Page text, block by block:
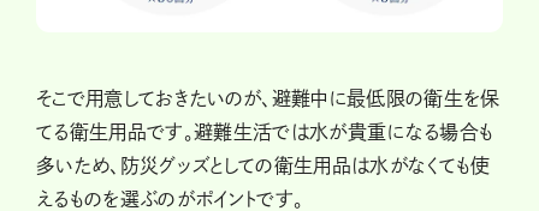
そこで用意しておきたいのが、避難中に最低限の衛生を保
てる衛生用品です。避難生活では水が貴重になる場合も
多いため、防災グッズとしての衛生用品は水がなくても使
えるものを選ぶのがポイントです。